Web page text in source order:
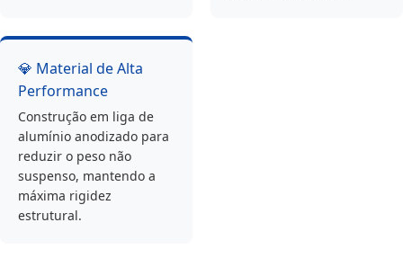
💎 Material de Alta
Performance
Construção em liga de
alumínio anodizado para
reduzir o peso não
suspenso, mantendo a
máxima rigidez
estrutural.